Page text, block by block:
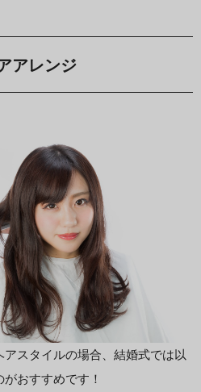
アレンジ
スタイルの場合、結婚式では以
おすすめです！